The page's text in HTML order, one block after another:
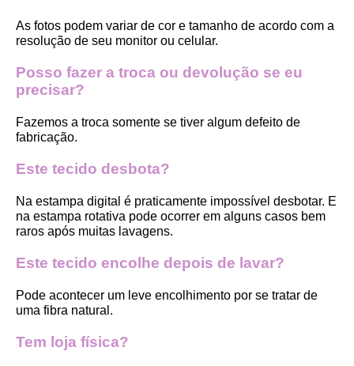
As fotos podem variar de cor e tamanho de acordo com a
resolução de seu monitor ou celular.
Posso fazer a troca ou devolução se eu
precisar?
Fazemos a troca somente se tiver algum defeito de
fabricação.
Este tecido desbota?
Na estampa digital é praticamente impossível desbotar. E
na estampa rotativa pode ocorrer em alguns casos bem
raros após muitas lavagens.
Este tecido encolhe depois de lavar?
Pode acontecer um leve encolhimento por se tratar de
uma fibra natural.
Tem loja física?